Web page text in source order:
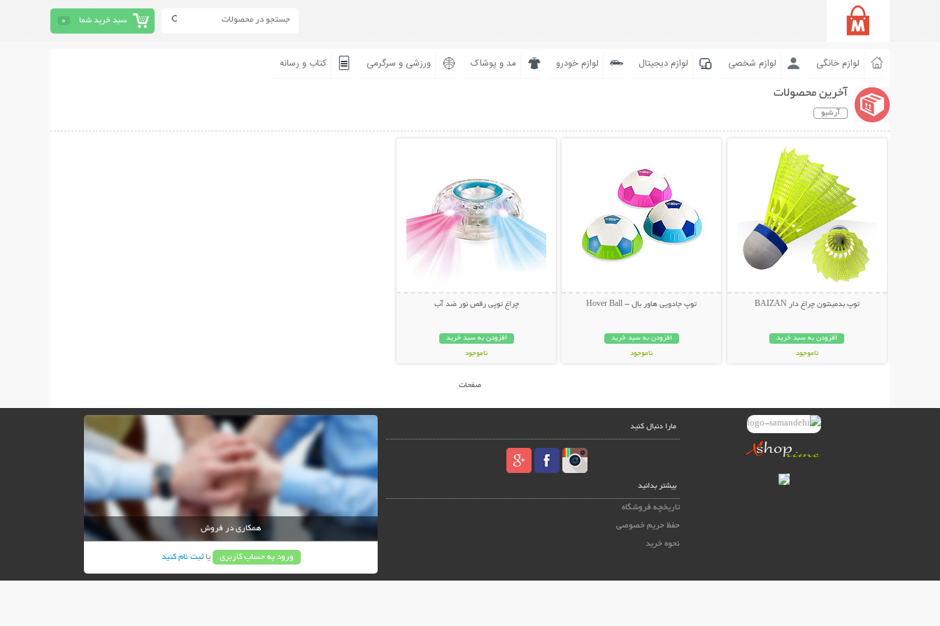
سبد خرید شما 0
لوازم خانگی لوازم شخصی لوازم دیجیتال لوازم خودرو مد و پوشاک ورزشی و سرگرمی کتاب و رسانه
آخرین محصولات
آرشیو
توپ بدمینتون چراغ دار BAIZAN
افزودن به سبد خرید
ناموجود
توپ جادویی هاور بال - Hover Ball
افزودن به سبد خرید
ناموجود
چراغ توپی رقص نور ضد آب
افزودن به سبد خرید
ناموجود
صفحات
مارا دنبال کنید
بیشتر بدانید
تاریخچه فروشگاه
حفظ حریم خصوصی
نحوه خرید
همکاری در فروش
ورود به حساب کاربری یاثبت نام کنید